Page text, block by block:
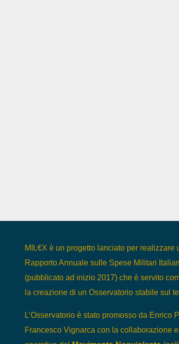
MIL€X è un progetto lanciato per realizzare
Rapporto Annuale sulle Spese Militari
(pubblicato ad inizio 2017) che è servito
la creazione di un Osservatorio stabile sul
L’Osservatorio è stato promosso da Enrico
Francesco Vignarca con la collaborazione